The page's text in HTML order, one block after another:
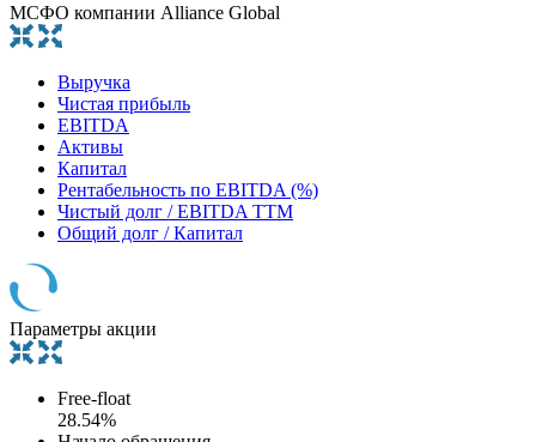
МСФО компании Alliance Global
Выручка
Чистая прибыль
EBITDA
Активы
Капитал
Рентабельность по EBITDA (%)
Чистый долг / EBITDA TTM
Общий долг / Капитал
Параметры акции
Free-float
28.54%